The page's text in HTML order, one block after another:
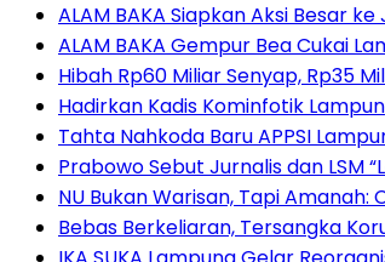
ALAM BAKA Siapkan Aksi Besar
ALAM BAKA Gempur Bea Cukai
Hibah Rp60 Miliar Senyap, Rp35
Hadirkan Kadis Kominfotik
Tahta Nahkoda Baru APPSI
Prabowo Sebut Jurnalis dan LSM
NU Bukan Warisan, Tapi
Bebas Berkeliaran, Tersangka